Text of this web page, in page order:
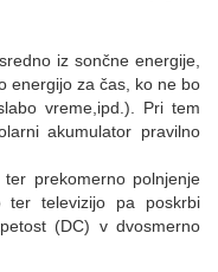
iz sončne energije,
energijo za čas, ko ne bo
vreme,ipd.). Pri tem
akumulator pravilno
prekomerno polnjenje
ter televizijo pa poskrbi
(DC) v dvosmerno